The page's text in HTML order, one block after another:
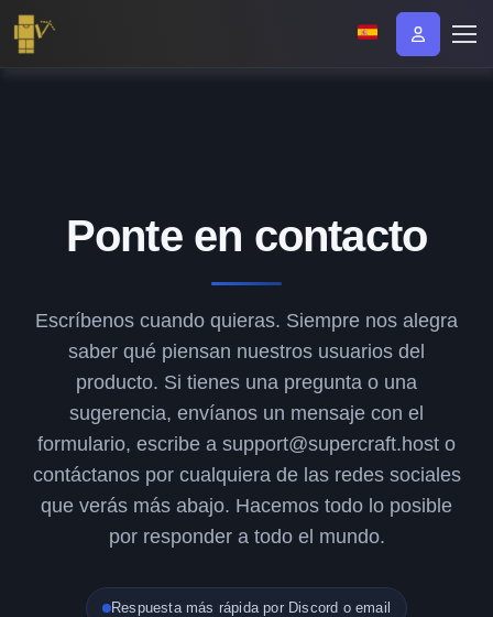
Ponte en contacto
Escríbenos cuando quieras. Siempre nos alegra
saber qué piensan nuestros usuarios del
producto. Si tienes una pregunta o una
sugerencia, envíanos un mensaje con el
formulario, escribe a support@supercraft.host o
contáctanos por cualquiera de las redes sociales
que verás más abajo. Hacemos todo lo posible
por responder a todo el mundo.
Respuesta más rápida por Discord o email